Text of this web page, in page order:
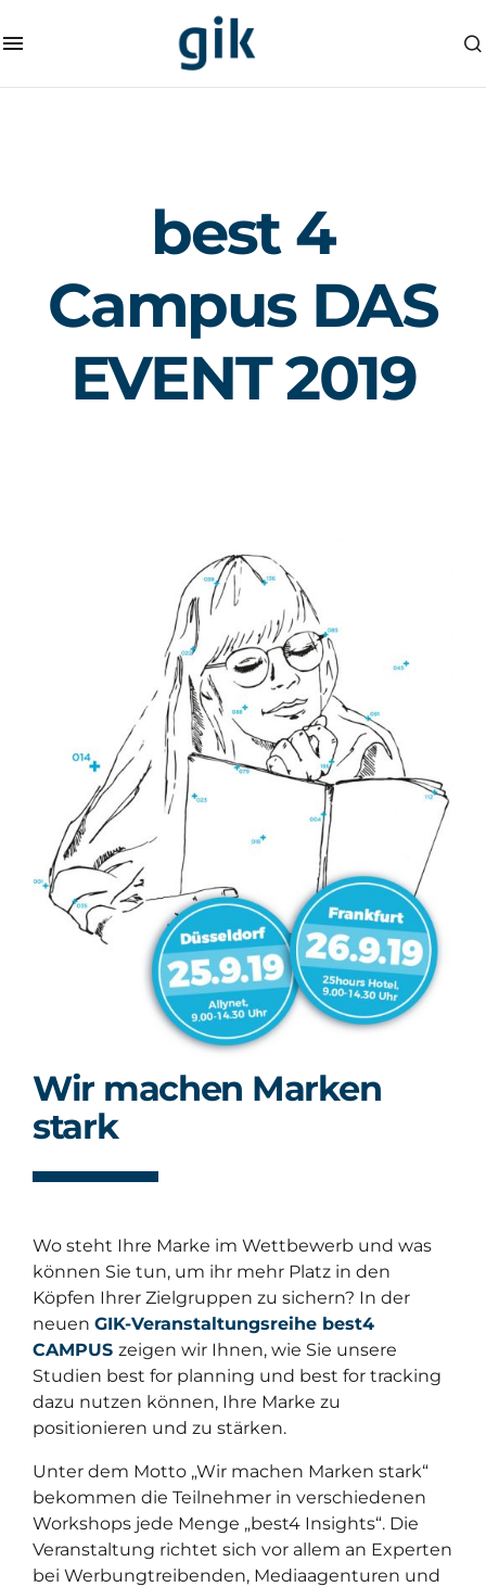
best 4
Campus DAS
EVENT 2019
Wir machen Marken
stark
Wo steht Ihre Marke im Wettbewerb und was
können Sie tun, um ihr mehr Platz in den
Köpfen Ihrer Zielgruppen zu sichern? In der
neuen GIK-Veranstaltungsreihe best4
CAMPUS zeigen wir Ihnen, wie Sie unsere
Studien best for planning und best for tracking
dazu nutzen können, Ihre Marke zu
positionieren und zu stärken.
Unter dem Motto „Wir machen Marken stark“
bekommen die Teilnehmer in verschiedenen
Workshops jede Menge „best4 Insights“. Die
Veranstaltung richtet sich vor allem an Experten
bei Werbungtreibenden, Mediaagenturen und